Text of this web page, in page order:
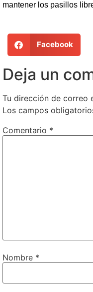
mantener los pasillos
Facebook
Deja un
Tu dirección de correo
Los campos
Comentario *
Nombre *